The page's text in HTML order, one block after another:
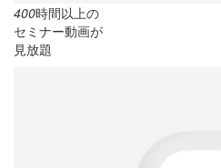
400時間以上の
セミナー動画が
見放題